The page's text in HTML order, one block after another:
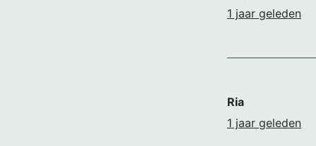
1 jaar geleden
Ria
1 jaar geleden